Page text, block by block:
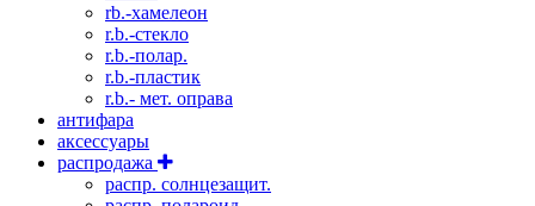
rb.-хамелеон
r.b.-стекло
r.b.-полар.
r.b.-пластик
r.b.- мет. оправа
антифара
аксессуары
распродажа
распр. солнцезащит.